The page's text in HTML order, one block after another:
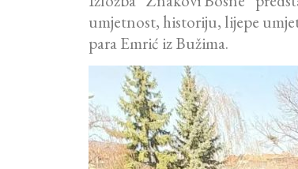
umjetnost, historiju, lijepe
para Emrić iz Bužima.